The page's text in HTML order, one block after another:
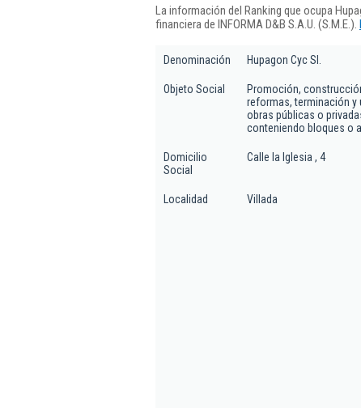
La información del Ranking que ocupa
financiera de INFORMA D&B S.A.U. (S.M.E.).
Denominación Hupagon Cyc Sl.
Objeto Social
Promoción,
reformas, terminación y
obras públicas o
conteniendo bloques o
Domicilio
Social
Calle la Iglesia , 4
Localidad Villada